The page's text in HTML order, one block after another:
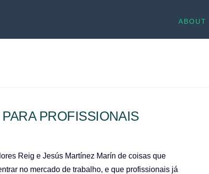
ABOUT
PROFISSIONAIS
Reig e Jesús Martínez Marín de coisas que
no mercado de trabalho, e que profissionais já